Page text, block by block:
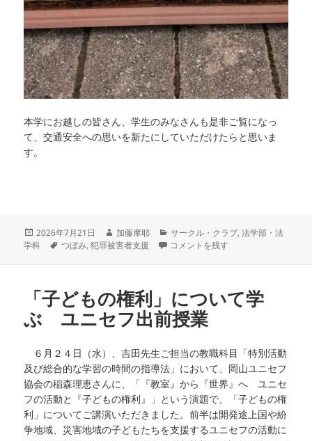
本学にお越しの皆さん、学生のみなさんも是非ご覧になっ
て、交通安全への思いを新たにしていただけたらと思いま
す。
投
稿
2026年7月21日
作
成
加藤摩耶
カ
テ
サークル・クラブ,法学部・法
学科
タ
つぼみ,犯罪被害者支援 【犯罪被害者支援部つぼみ】今年も
コメントを残す
「子どもの権利」について学
ぶ ユニセフ出前授業
６月２４日（水）、吉田先生ご担当の教職科目「特別活動
及び総合的な学習の時間の指導法」において、岡山ユニセフ
協会の稲森理恵さんに、「『教室』から『世界』へ ユニセ
フの活動と『子どもの権利』」という演題で、「子どもの権
利」についてご講演いただきました。前半は開発途上国や紛
争地域、災害地域の子どもたちを支援するユニセフの活動に